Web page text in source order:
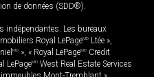
de données (SDD®).
indépendantes. Les bureaux
Royal LePageMD Ltée »,
MD », « Royal LePageMD Credit
LePageMD West Real Estate Services